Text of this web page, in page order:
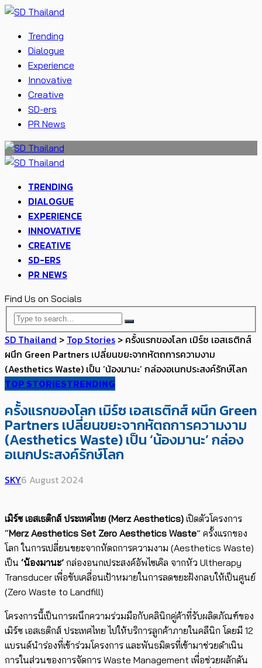
Trending
Dialogue
Experience
Innovative
Creative
SD-ers
PR News
TRENDING
DIALOGUE
EXPERIENCE
INNOVATIVE
CREATIVE
SD-ERS
PR NEWS
Find Us on Socials
SD Thailand > Top Stories > ครั้งแรกของโลก เมิร์ซ เอสเธติกส์
ผนึก Green Partners เปลี่ยนขยะจากหัตถการความงาม
(Aesthetics Waste) เป็น ‘น้องมานะ’ กล่องอเนกประสงค์รักษ์โลก
TOP STORIESTRENDING
ครั้งแรกของโลก เมิร์ซ เอสเธติกส์ ผนึก Green
Partners เปลี่ยนขยะจากหัตถการความงาม
(Aesthetics Waste) เป็น ‘น้องมานะ’ กล่อง
อเนกประสงค์รักษ์โลก
SKY6 August 2024
เมิร์ซ เอสเธติกส์ ประเทศไทย (Merz Aesthetics) เปิดตัวโครงการ
“Merz Aesthetics Set Zero Aesthetics Waste” ครั้งแรกของ
โลก ในการเปลี่ยนขยะจากหัตถการความงาม (Aesthetics Waste)
เป็น ‘น้องมานะ’ กล่องอนกเประสงค์อัพไซเคิล จากหัว Ultherapy
Transducer เพื่อขับเคลื่อนเป้าหมายในการลดขยะฝังกลบ​ให้เป็นศูนย์
(Zero Waste to Landfill)
โครงการนี้เป็นการผนึกความร่วมมือกับคลินิกคู่ค้าที่รับผลิตภัณฑ์ของ
เมิร์ซ เอสเธติกส์ ประเทศไทย ไปให้บริการลูกค้าภายในคลีนิก โดยมี 12
แบรนด์นำร่องที่เข้าร่วมโครงการ และพันธมิตรที่เข้ามาช่วยดำเนิน
การในส่วนของการจัดการ Waste Management ​เพื่อช่วยผลักดัน